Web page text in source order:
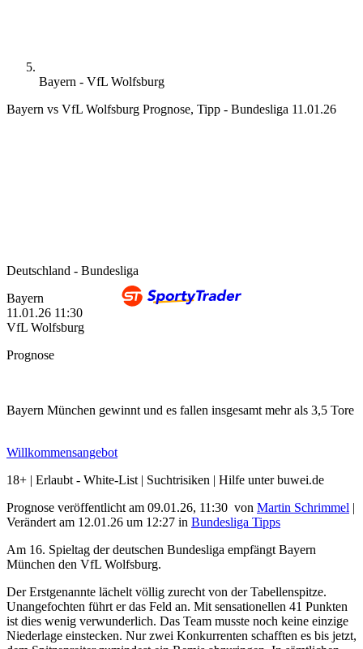
Bayern - VfL Wolfsburg
Bayern vs VfL Wolfsburg Prognose, Tipp - Bundesliga 11.01.26
Deutschland - Bundesliga
Bayern
11.01.26 11:30
VfL Wolfsburg
Prognose
Bayern München gewinnt und es fallen insgesamt mehr als 3,5 Tore
Willkommensangebot
18+ | Erlaubt - White-List | Suchtrisiken | Hilfe unter buwei.de
Prognose veröffentlicht am 09.01.26, 11:30 von Martin Schrimmel |
Verändert am 12.01.26 um 12:27 in Bundesliga Tipps
Am 16. Spieltag der deutschen Bundesliga empfängt Bayern
München den VfL Wolfsburg.
Der Erstgenannte lächelt völlig zurecht von der Tabellenspitze.
Unangefochten führt er das Feld an. Mit sensationellen 41 Punkten
ist dies wenig verwunderlich. Das Team musste noch keine einzige
Niederlage einstecken. Nur zwei Konkurrenten schafften es bis jetzt,